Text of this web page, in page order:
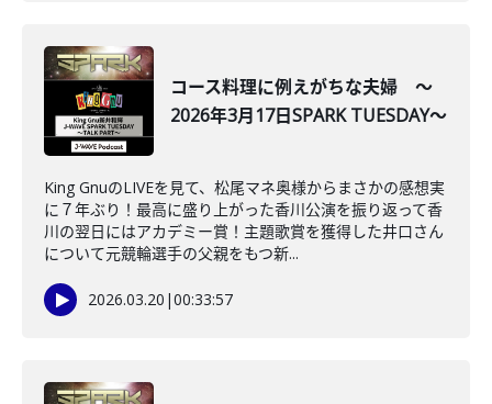
コース料理に例えがちな夫婦 ～
2026年3月17日SPARK TUESDAY～
King GnuのLIVEを見て、松尾マネ奥様からまさかの感想実
に７年ぶり！最高に盛り上がった香川公演を振り返って香
川の翌日にはアカデミー賞！主題歌賞を獲得した井口さん
について元競輪選手の父親をもつ新...
2026.03.20 |00:33:57